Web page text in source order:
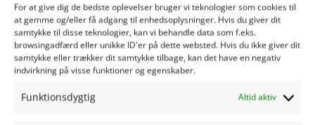
For at give dig de bedste oplevelser bruger vi teknologier som cookies til
at gemme og/eller få adgang til enhedsoplysninger. Hvis du giver dit
samtykke til disse teknologier, kan vi behandle data som f.eks.
browsingadfærd eller unikke ID'er på dette websted. Hvis du ikke giver dit
samtykke eller trækker dit samtykke tilbage, kan det have en negativ
indvirkning på visse funktioner og egenskaber.
Funktionsdygtig Altid aktiv
Kategorier:
Butikker der modtager Ribe gavekort
Caféer & Restauranter